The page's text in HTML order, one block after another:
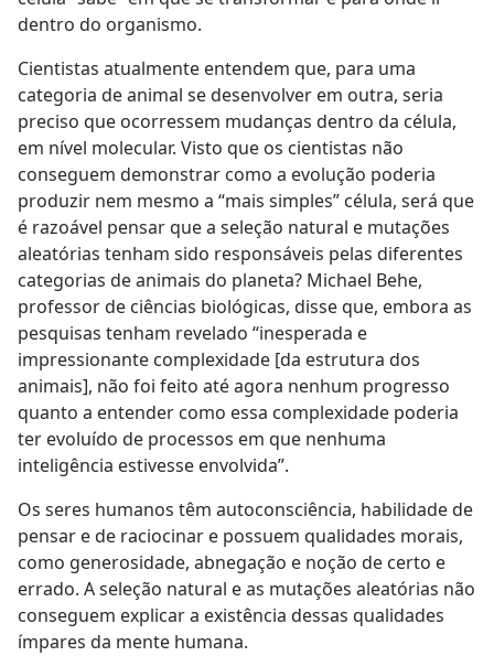
dentro do organismo.
Cientistas atualmente entendem que, para uma
categoria de animal se desenvolver em outra, seria
preciso que ocorressem mudanças dentro da célula,
em nível molecular. Visto que os cientistas não
conseguem demonstrar como a evolução poderia
produzir nem mesmo a “mais simples” célula, será que
é razoável pensar que a seleção natural e mutações
aleatórias tenham sido responsáveis pelas diferentes
categorias de animais do planeta? Michael Behe,
professor de ciências biológicas, disse que, embora as
pesquisas tenham revelado “inesperada e
impressionante complexidade [da estrutura dos
animais], não foi feito até agora nenhum progresso
quanto a entender como essa complexidade poderia
ter evoluído de processos em que nenhuma
inteligência estivesse envolvida”.
Os seres humanos têm autoconsciência, habilidade de
pensar e de raciocinar e possuem qualidades morais,
como generosidade, abnegação e noção de certo e
errado. A seleção natural e as mutações aleatórias não
conseguem explicar a existência dessas qualidades
ímpares da mente humana.